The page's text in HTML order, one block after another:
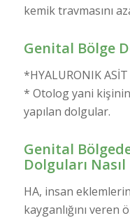
kemik travmasını
Genital Bölge
*HYALURONIK
* Otolog yani
yapılan dolgular.
Genital
Dolguları
HA, insan
kayganlığını